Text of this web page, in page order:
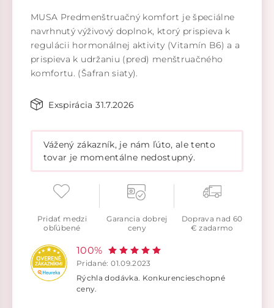
MUSA Predmenštruačný komfort je špeciálne
navrhnutý výživový doplnok, ktorý prispieva k
regulácii hormonálnej aktivity (Vitamín B6) a a
prispieva k udržaniu (pred) menštruačného
komfortu. (Šafran siaty).
Exspirácia 31.7.2026
Vážený zákazník, je nám ľúto, ale tento
tovar je momentálne nedostupný.
Pridať medzi
obľúbené
Garancia dobrej
ceny
Doprava nad 60
€ zadarmo
100%
Pridané: 01.09.2023
Rýchla dodávka. Konkurencieschopné
ceny.